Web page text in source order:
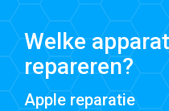
Welke
repareren?
Apple reparatie